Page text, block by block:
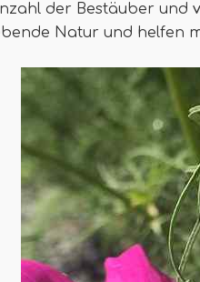
der Bestäuber und
Natur und helfen